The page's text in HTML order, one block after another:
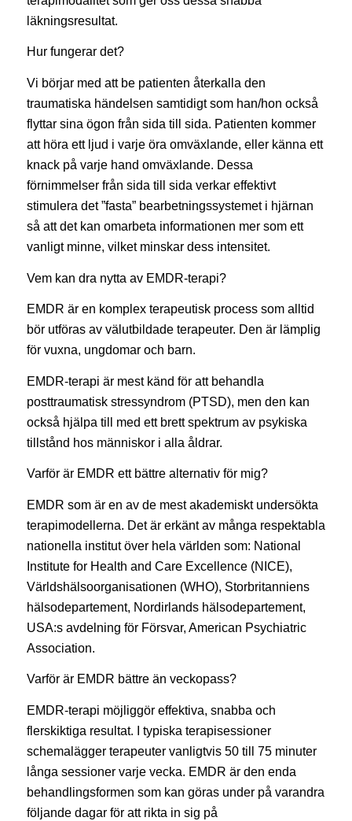
läkningsresultat.
Hur fungerar det?
Vi börjar med att be patienten återkalla den
traumatiska händelsen samtidigt som han/hon också
flyttar sina ögon från sida till sida. Patienten kommer
att höra ett ljud i varje öra omväxlande, eller känna ett
knack på varje hand omväxlande. Dessa
förnimmelser från sida till sida verkar effektivt
stimulera det ”fasta” bearbetningssystemet i hjärnan
så att det kan omarbeta informationen mer som ett
vanligt minne, vilket minskar dess intensitet.
Vem kan dra nytta av EMDR-terapi?
EMDR är en komplex terapeutisk process som alltid
bör utföras av välutbildade terapeuter. Den är lämplig
för vuxna, ungdomar och barn.
EMDR-terapi är mest känd för att behandla
posttraumatisk stressyndrom (PTSD), men den kan
också hjälpa till med ett brett spektrum av psykiska
tillstånd hos människor i alla åldrar.
Varför är EMDR ett bättre alternativ för mig?
EMDR som är en av de mest akademiskt undersökta
terapimodellerna. Det är erkänt av många respektabla
nationella institut över hela världen som: National
Institute for Health and Care Excellence (NICE),
Världshälsoorganisationen (WHO), Storbritanniens
hälsodepartement, Nordirlands hälsodepartement,
USA:s avdelning för Försvar, American Psychiatric
Association.
Varför är EMDR bättre än veckopass?
EMDR-terapi möjliggör effektiva, snabba och
flerskiktiga resultat. I typiska terapisessioner
schemalägger terapeuter vanligtvis 50 till 75 minuter
långa sessioner varje vecka. EMDR är den enda
behandlingsformen som kan göras under på varandra
följande dagar för att rikta in sig på